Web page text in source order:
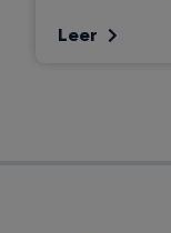
Leer